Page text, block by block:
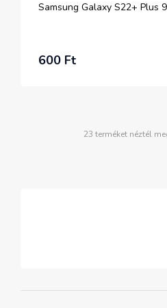
Samsung Galaxy S22+ Plus
600 Ft
23 terméket néztél